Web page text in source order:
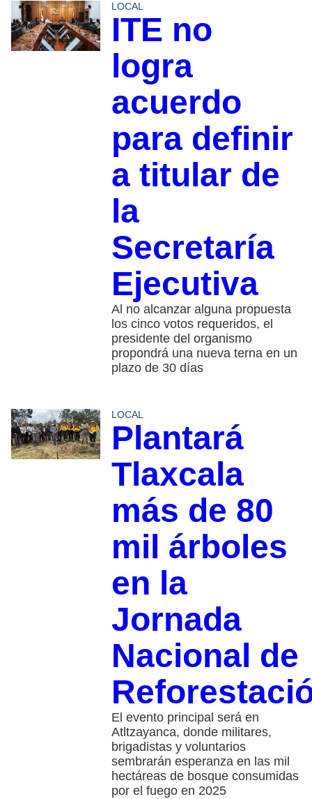
LOCAL
ITE no
logra
acuerdo
para definir
a titular de
la
Secretaría
Ejecutiva
Al no alcanzar alguna propuesta
los cinco votos requeridos, el
presidente del organismo
propondrá una nueva terna en un
plazo de 30 días
LOCAL
Plantará
Tlaxcala
más de 80
mil árboles
en la
Jornada
Nacional de
El evento principal será en
Atltzayanca, donde militares,
brigadistas y voluntarios
sembrarán esperanza en las mil
hectáreas de bosque consumidas
por el fuego en 2025